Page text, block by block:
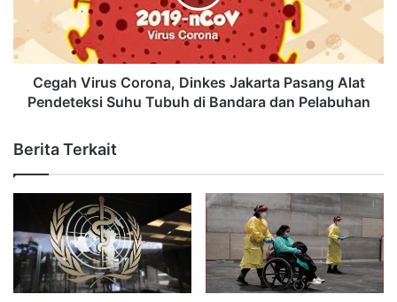
Cegah Virus Corona, Dinkes Jakarta Pasang Alat
Pendeteksi Suhu Tubuh di Bandara dan Pelabuhan
Berita Terkait